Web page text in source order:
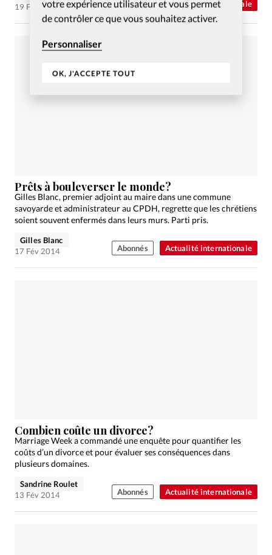
votre expérience utilisateur et vous permet
de contrôler ce que vous souhaitez activer.
Personnaliser
OK, J'ACCEPTE TOUT
Actualité internationale
19 Fév 2014
Abonnés
Actualité internationale
Prêts à bouleverser le monde?
Gilles Blanc, premier adjoint au maire dans une commune
savoyarde et administrateur au CPDH, regrette que les chrétiens
soient souvent enfermés dans leurs murs. Parti pris.
Gilles Blanc
17 Fév 2014
Abonnés
Actualité internationale
Combien coûte un divorce?
Marriage Week a commandé une enquête pour quantifier les
coûts d’un divorce et pour évaluer ses conséquences dans
plusieurs domaines.
Sandrine Roulet
13 Fév 2014
Abonnés